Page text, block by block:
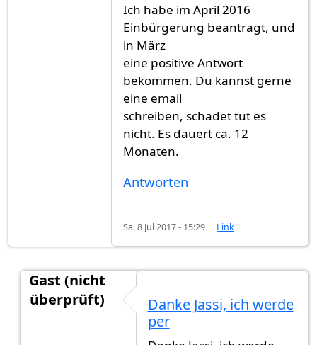
Ich habe im April 2016
Einbürgerung beantragt, und
in März
eine positive Antwort
bekommen. Du kannst gerne
eine email
schreiben, schadet tut es
nicht. Es dauert ca. 12
Monaten.
Antworten
Sa. 8 Jul 2017 - 15:29 Link
Gast (nicht
überprüft)
Ich habe im April 2016vonGast
Danke Jassi, ich werde
per